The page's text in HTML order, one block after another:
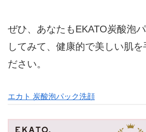
ぜひ、あなたもEKATO炭酸泡
してみて、健康的で美しい肌を
ださい。
エカト 炭酸泡パック洗顔